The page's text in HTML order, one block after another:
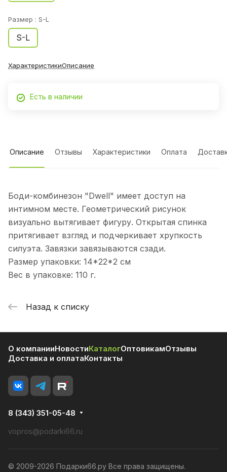
Размер : S-L
S-L
ХарактеристикиОписание
Есть в наличии
Описание Отзывы Характеристики Оплата
Боди-комбинезон "Dwell" имеет доступ на
интимном месте. Геометрический рисунок
визуально вытягивает фигуру. Открытая спинка
притягивает взгляд и подчеркивает хрупкость
силуэта. Завязки завязываются сзади.
Размер упаковки: 14*22*2 см
Вес в упаковке: 110 г.
Назад к списку
О компанииНовостиКаталогОптовикамОтзывы
Доставка и оплатаКонтакты
8 (343) 351-05-48
vopros@podarki66.ru
© 2009-2026 Подарки66.ру Все права защищены.